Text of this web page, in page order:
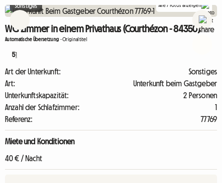
Sonstiges Alle 7 Fotos anzeigen
WG-Zimmer in einem Privathaus (Courthézon - 84350)
Automatische Übersetzung -Originaltitel
51
Art der Unterkunft:
Sonstiges
Art:
Unterkunft beim Gastgeber
Unterkunftskapazität:
2 Personen
Anzahl der Schlafzimmer:
1
Referenz:
77769
Miete und Konditionen
40 € / Nacht